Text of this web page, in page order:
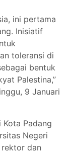
ini pertama
Inisiatif
toleransi di
bentuk
Palestina,”
9 Januari
Kota Padang
Negeri
dan